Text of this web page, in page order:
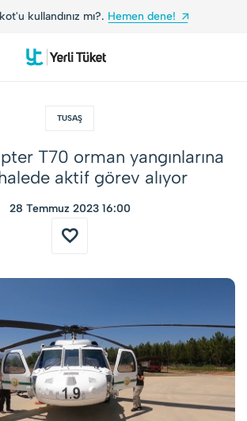
Hemen dene!
TUSAŞ
T70 orman yangınlarına
aktif görev alıyor
28 Temmuz 2023 16:00